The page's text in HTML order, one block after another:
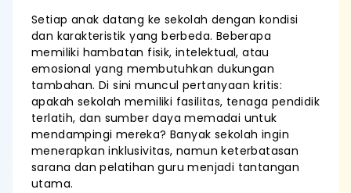
Setiap anak datang ke sekolah dengan kondisi
dan karakteristik yang berbeda. Beberapa
memiliki hambatan fisik, intelektual, atau
emosional yang membutuhkan dukungan
tambahan. Di sini muncul pertanyaan kritis:
apakah sekolah memiliki fasilitas, tenaga pendidik
terlatih, dan sumber daya memadai untuk
mendampingi mereka? Banyak sekolah ingin
menerapkan inklusivitas, namun keterbatasan
sarana dan pelatihan guru menjadi tantangan
utama.